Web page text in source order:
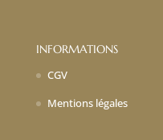
INFORMATIONS
CGV
Mentions légales